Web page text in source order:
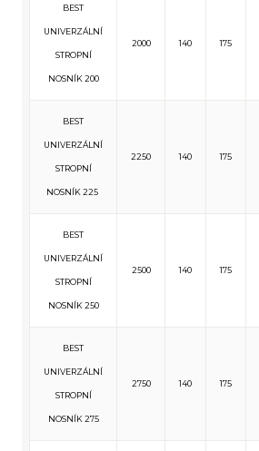
BEST
UNIVERZÁLNÍ
STROPNÍ
NOSNÍK 200
2000 140 175
BEST
UNIVERZÁLNÍ
STROPNÍ
NOSNÍK 225
2250 140 175
BEST
UNIVERZÁLNÍ
STROPNÍ
NOSNÍK 250
2500 140 175
BEST
UNIVERZÁLNÍ
STROPNÍ
NOSNÍK 275
2750 140 175